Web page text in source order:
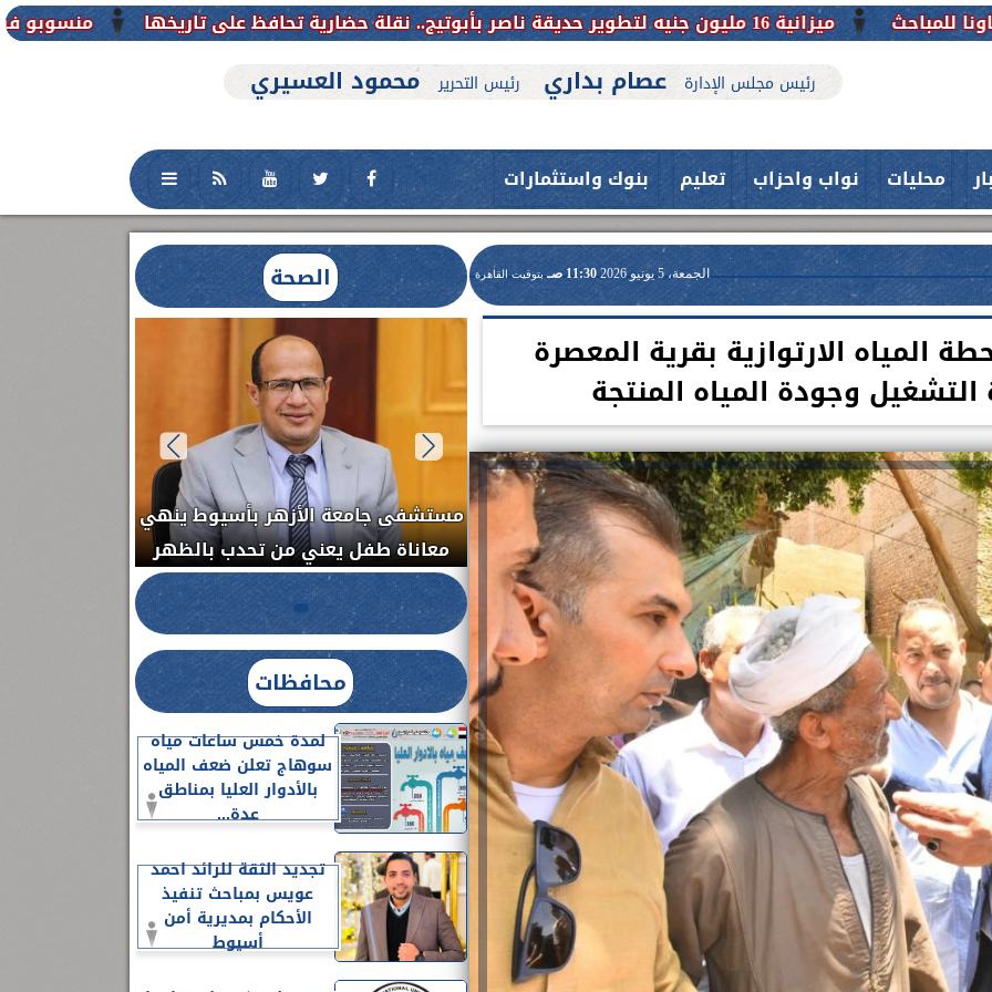
منسوبو فرع جامعة الأزهر للوجه
رئيس مجلس الإدارة عصام بداري رئيس التحرير محمود العسيري
محليات نواب واحزاب تعليم بنوك واستثمارات
الجمعة، 5 يونيو 2026 11:30 صـ بتوقيت القاهرة
المياه الارتوازية بقرية المعصرة
وجودة المياه المنتجة
الصحة
العلاج الحر بمنفلوط بالتعاون مع هيئة
الدواء المصرية يشن حملة رقابية مكبرة
لضبط المنشآت الطبية المخالفة.....
حدث بمستشفيات جامعة اسيوط....
فريق طبي بقسم الأنف والأذن
والحنجرة ينجح في استئصال ورم خبيث
من...
اعلن الدكتور طارق على ، القائم بأعمال
رئيس جامعة بني سويف نجاحاً طبياً
جديد بمستشفيات الجامعة...
محافظات
لمدة خمس ساعات مياه
سوهاج تعلن ضعف المياه
بالأدوار العليا بمناطق
عدة...
تجديد الثقة للرائد احمد
عويس بمباحث تنفيذ
الأحكام بمديرية أمن
أسيوط